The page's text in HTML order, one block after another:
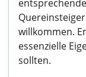
willkommen.
essenzielle
sollten.